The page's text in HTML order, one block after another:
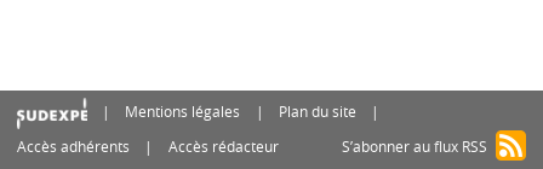
Mentions légales
Plan du site
Accès adhérents
Accès rédacteur S’abonner au flux RSS